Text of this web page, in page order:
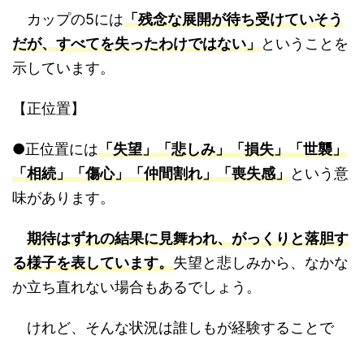
カップの5には「残念な展開が待ち受けていそう
だが、すべてを失ったわけではない」ということを
示しています。
【正位置】
●正位置には「失望」「悲しみ」「損失」「世襲」
「相続」「傷心」「仲間割れ」「喪失感」という意
味があります。
期待はずれの結果に見舞われ、がっくりと落胆す
る様子を表しています。失望と悲しみから、なかな
か立ち直れない場合もあるでしょう。
けれど、そんな状況は誰しもが経験することで